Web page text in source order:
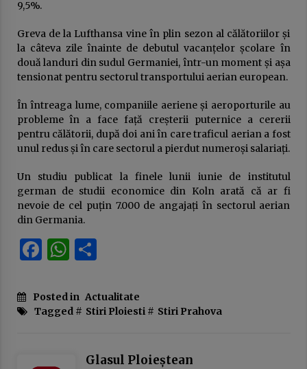
9,5%.
Greva de la Lufthansa vine în plin sezon al călătoriilor şi
la câteva zile înainte de debutul vacanţelor şcolare în
două landuri din sudul Germaniei, într-un moment şi aşa
tensionat pentru sectorul transportului aerian european.
În întreaga lume, companiile aeriene şi aeroporturile au
probleme în a face faţă creşterii puternice a cererii
pentru călătorii, după doi ani în care traficul aerian a fost
unul redus şi în care sectorul a pierdut numeroşi salariaţi.
Un studiu publicat la finele lunii iunie de institutul
german de studii economice din Koln arată că ar fi
nevoie de cel puţin 7.000 de angajaţi în sectorul aerian
din Germania.
Facebook
WhatsApp
Partajează
Posted in Actualitate
Tagged # Stiri Ploiesti# Stiri Prahova
Glasul Ploieștean